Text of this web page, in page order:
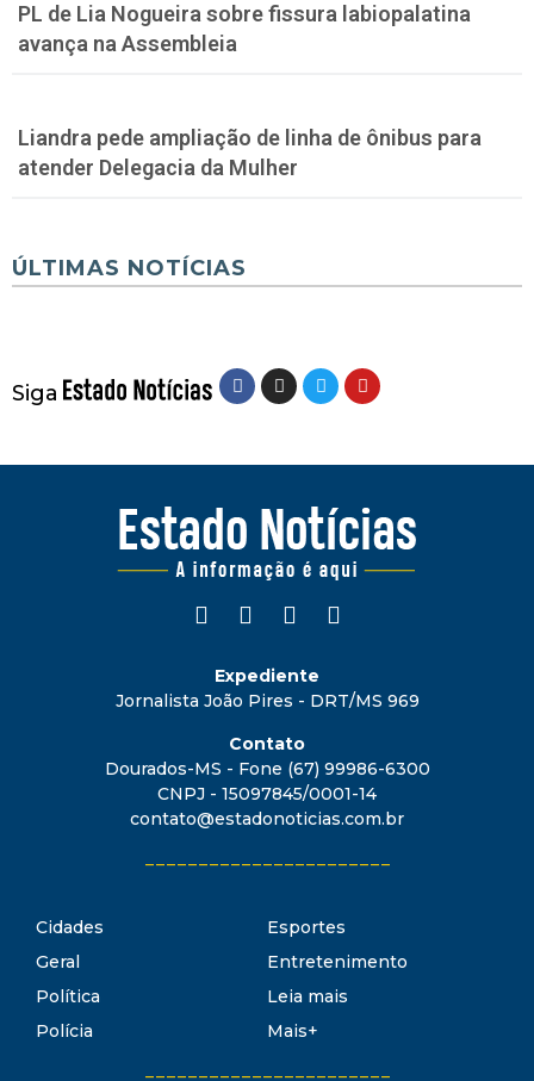
PL de Lia Nogueira sobre fissura labiopalatina
avança na Assembleia
Liandra pede ampliação de linha de ônibus para
atender Delegacia da Mulher
ÚLTIMAS NOTÍCIAS
Siga
Expediente
Jornalista João Pires - DRT/MS 969
Contato
Dourados-MS - Fone (67) 99986-6300
CNPJ - 15097845/0001-14
contato@estadonoticias.com.br
Cidades
Geral
Política
Polícia
Esportes
Entretenimento
Leia mais
Mais+